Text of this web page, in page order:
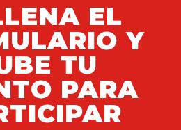
EL
Y
TU
PARA